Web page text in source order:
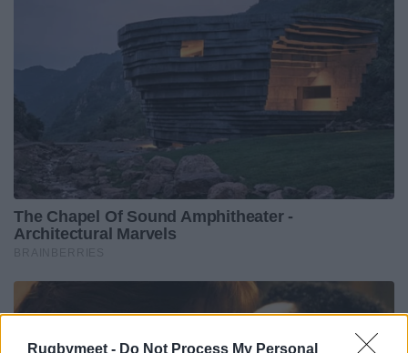
Rugbymeet - Do Not Process My Personal